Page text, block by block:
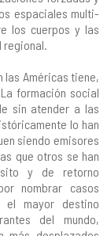
espaciales multi-
los cuerpos y las
las Américas tiene,
formación social
sin atender a las
lo han
siendo emisores
que otros se han
y de retorno
nombrar casos
el mayor destino
del mundo,